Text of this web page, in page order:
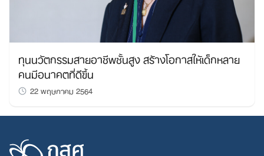
ทุนนวัตกรรมสายอาชีพชั้นสูง สร้างโอกาสให้เด็กหลาย
คนมีอนาคตที่ดีขึ้น
22 พฤษภาคม 2564